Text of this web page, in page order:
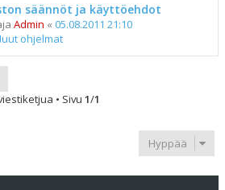
säännöt ja käyttöehdot
Admin « 05.08.2011 21:10
ohjelmat
• Sivu 1/1
Hyppää